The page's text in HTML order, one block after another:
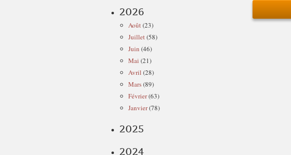
2026
Août(23)
Juillet(58)
Juin (46)
Mai (21)
Avril (28)
Mars(89)
Février(63)
Janvier(78)
2025
2024